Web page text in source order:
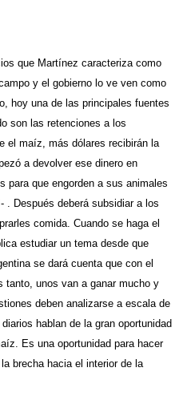
que Martínez caracteriza como
y el gobierno lo ve ven como
hoy una de las principales fuentes
son las retenciones a los
el maíz, más dólares recibirán la
a devolver ese dinero en
para que engorden a sus animales
. Después deberá subsidiar a los
comida. Cuando se haga el
estudiar un tema desde que
se dará cuenta que con el
tanto, unos van a ganar mucho y
deben analizarse a escala de
hablan de la gran oportunidad
Es una oportunidad para hacer
brecha hacia el interior de la